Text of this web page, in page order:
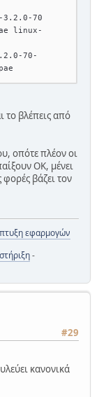
3.2.0-70
linux-
70-
το βλέπεις από
οπότε πλέον οι
ΟΚ, μένει
βάζει τον
εφαρμογών
-
#29
κανονικά